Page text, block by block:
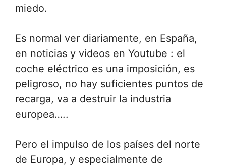
miedo.
Es normal ver diariamente, en España,
en noticias y videos en Youtube : el
coche eléctrico es una imposición, es
peligroso, no hay suficientes puntos de
recarga, va a destruir la industria
europea…..
Pero el impulso de los países del norte
de Europa, y especialmente de